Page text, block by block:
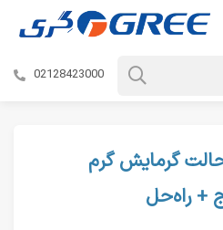
02128423000
حالت گرمایش گرم